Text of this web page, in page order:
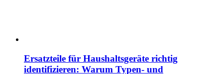
Ersatzteile für Haushaltsgeräte richtig
identifizieren: Warum Typen- und